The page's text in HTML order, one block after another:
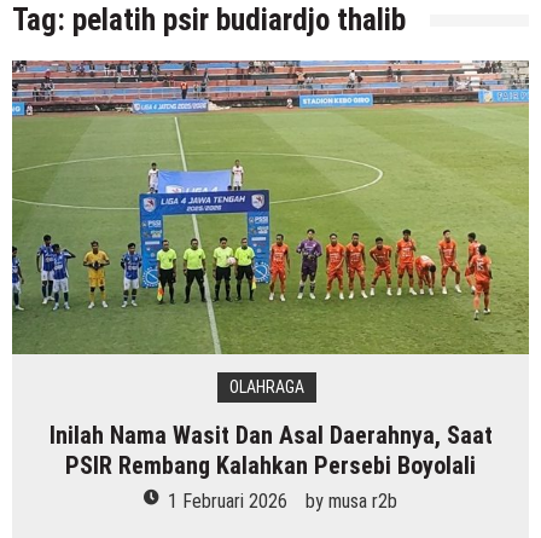
Tag: pelatih psir budiardjo thalib
OLAHRAGA
Inilah Nama Wasit Dan Asal Daerahnya, Saat
PSIR Rembang Kalahkan Persebi Boyolali
1 Februari 2026 by musa r2b